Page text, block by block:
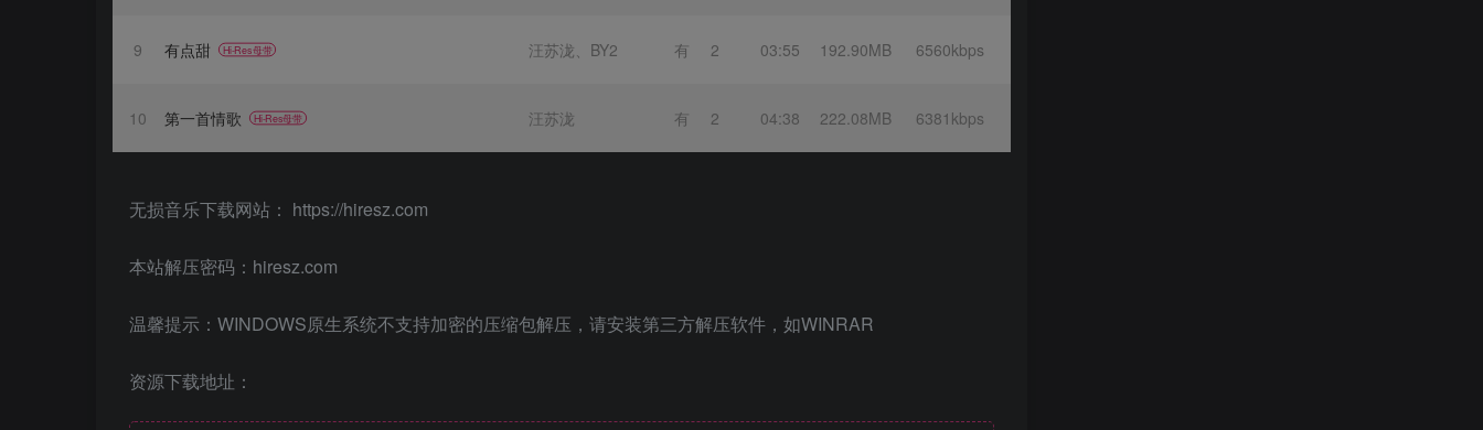
9 有点甜 Hi-Res母带 汪苏泷、BY2 有 2 03:55 192.90MB 6560kbps
10 第一首情歌 Hi-Res母带 汪苏泷 有 2 04:38 222.08MB 6381kbps
无损音乐下载网站： https://hiresz.com
本站解压密码：hiresz.com
温馨提示：WINDOWS原生系统不支持加密的压缩包解压，请安装第三方解压软件，如WINRAR
资源下载地址：